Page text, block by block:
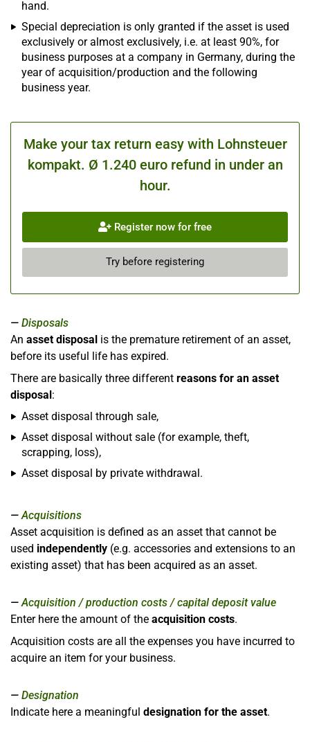
hand.
Special depreciation is only granted if the asset is used
exclusively or almost exclusively, i.e. at least 90%, for
business purposes at a company in Germany, during the
year of acquisition/production and the following
business year.
Make your tax return easy with Lohnsteuer
kompakt. Ø 1.240 euro refund in under an
hour.
Register now for free
Try before registering
Disposals
An asset disposal is the premature retirement of an asset,
before its useful life has expired.
There are basically three different reasons for an asset
disposal:
Asset disposal through sale,
Asset disposal without sale (for example, theft,
scrapping, loss),
Asset disposal by private withdrawal.
Acquisitions
Asset acquisition is defined as an asset that cannot be
used independently (e.g. accessories and extensions to an
existing asset) that has been acquired as an asset.
Acquisition / production costs / capital deposit value
Enter here the amount of the acquisition costs.
Acquisition costs are all the expenses you have incurred to
acquire an item for your business.
Designation
Indicate here a meaningful designation for the asset.